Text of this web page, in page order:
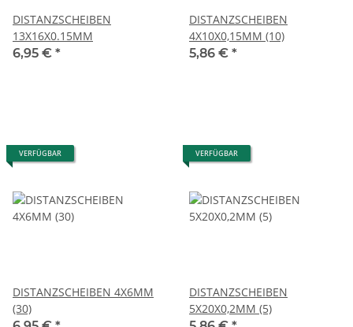
DISTANZSCHEIBEN
13X16X0.15MM
6,95 € *
DISTANZSCHEIBEN
4X10X0,15MM (10)
5,86 € *
VERFÜGBAR
DISTANZSCHEIBEN 4X6MM
(30)
VERFÜGBAR
DISTANZSCHEIBEN
5X20X0,2MM (5)